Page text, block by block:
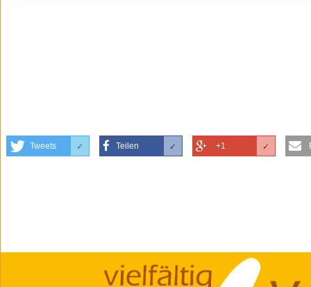
Tweets ✓ Teilen ✓ +1 ✓